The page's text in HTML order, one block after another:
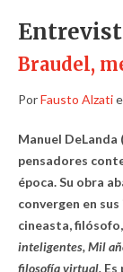
Braudel,
PorFausto Alzati
Manuel DeLanda
pensadores
época. Su obra
convergen en
cineasta,
inteligentes, Mil
filosofía virtual. Es